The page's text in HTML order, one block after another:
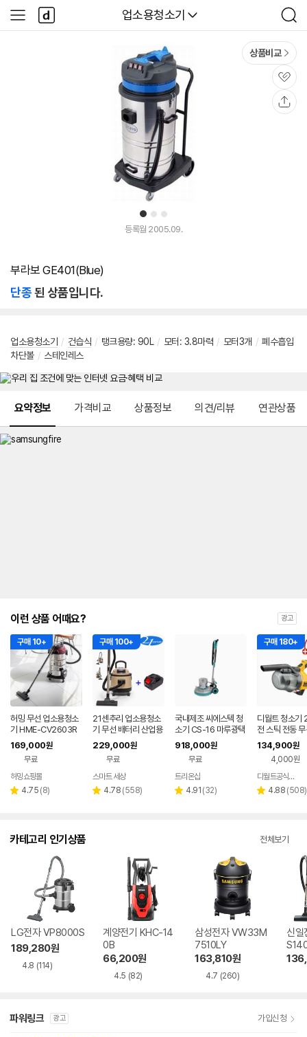
다나와
업소용청소기
검
색
사
이
다
나
와
1 2 3
상품비교
관
심
등록월 2005.09.
부라보 GE401(Blue)
단종된 상품입니다.
업소용청소기 / 건습식 / 탱크용량: 90L / 모터: 3.8마력 / 모터3개 / 폐수흡입
차단볼 / 스테인레스
요약정보 가격비교 상품정보 의견/리뷰 연관상품
이런 상품 어때요? 광고
구매 10+
허밍 무선 업소용청소
기 HME-CV2603R
W 30L 대용량 산업용
사무실 청소기
169,000원
무료
페이
허밍쇼핑몰
별 4.75 리
(8)
구매 100+
21센추리 업소용청소
기 무선 배터리 산업용
공업용 사무실 20리터
건식 습식 청소기
229,000원
무료
스마트 세상
별 4.78 리
(558)
국내제조 씨에스텍 청
소기 CS-16 마루광택
기 돌돌이 바닥청소기
계
918,000원
무료
페이
트리온샵
별 4.91 리
(32)
구매 180+
디월트 청소기
전 스틱 전동
용 세차용 집진
V501LN
134,900원
4,000원
디월트공식파트너
별 4.88 리
(508)
카테고리 인기상품 전체보기
LG전자 VP8000S
189,280원
4.8 (114)
계양전기 KHC-14
0B
66,200원
4.5 (82)
삼성전자 VW33M
7510LY
163,810원
4.7 (260)
신일
파워링크 광고 가입신청